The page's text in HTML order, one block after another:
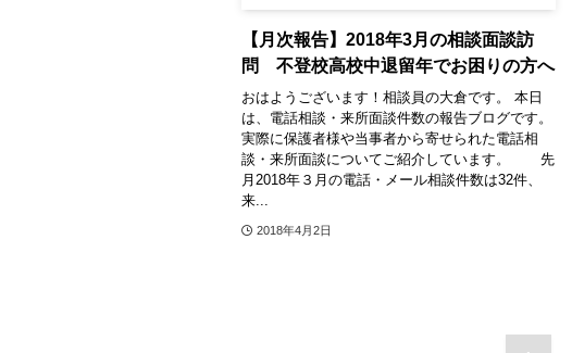
【月次報告】2018年3月の相談面談訪
問 不登校高校中退留年でお困りの方へ
おはようございます！相談員の大倉です。 本日
は、電話相談・来所面談件数の報告ブログです。
実際に保護者様や当事者から寄せられた電話相
談・来所面談についてご紹介しています。 先
月2018年３月の電話・メール相談件数は32件、
来...
2018年4月2日